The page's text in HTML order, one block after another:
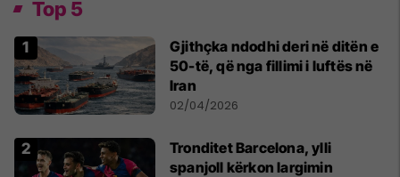
Top 5
Gjithçka ndodhi deri në ditën e
50-të, që nga fillimi i luftës në
Iran
02/04/2026
Tronditet Barcelona, ylli
spanjoll kërkon largimin